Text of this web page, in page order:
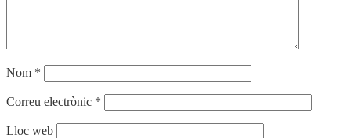
Nom *
Correu electrònic *
Lloc web